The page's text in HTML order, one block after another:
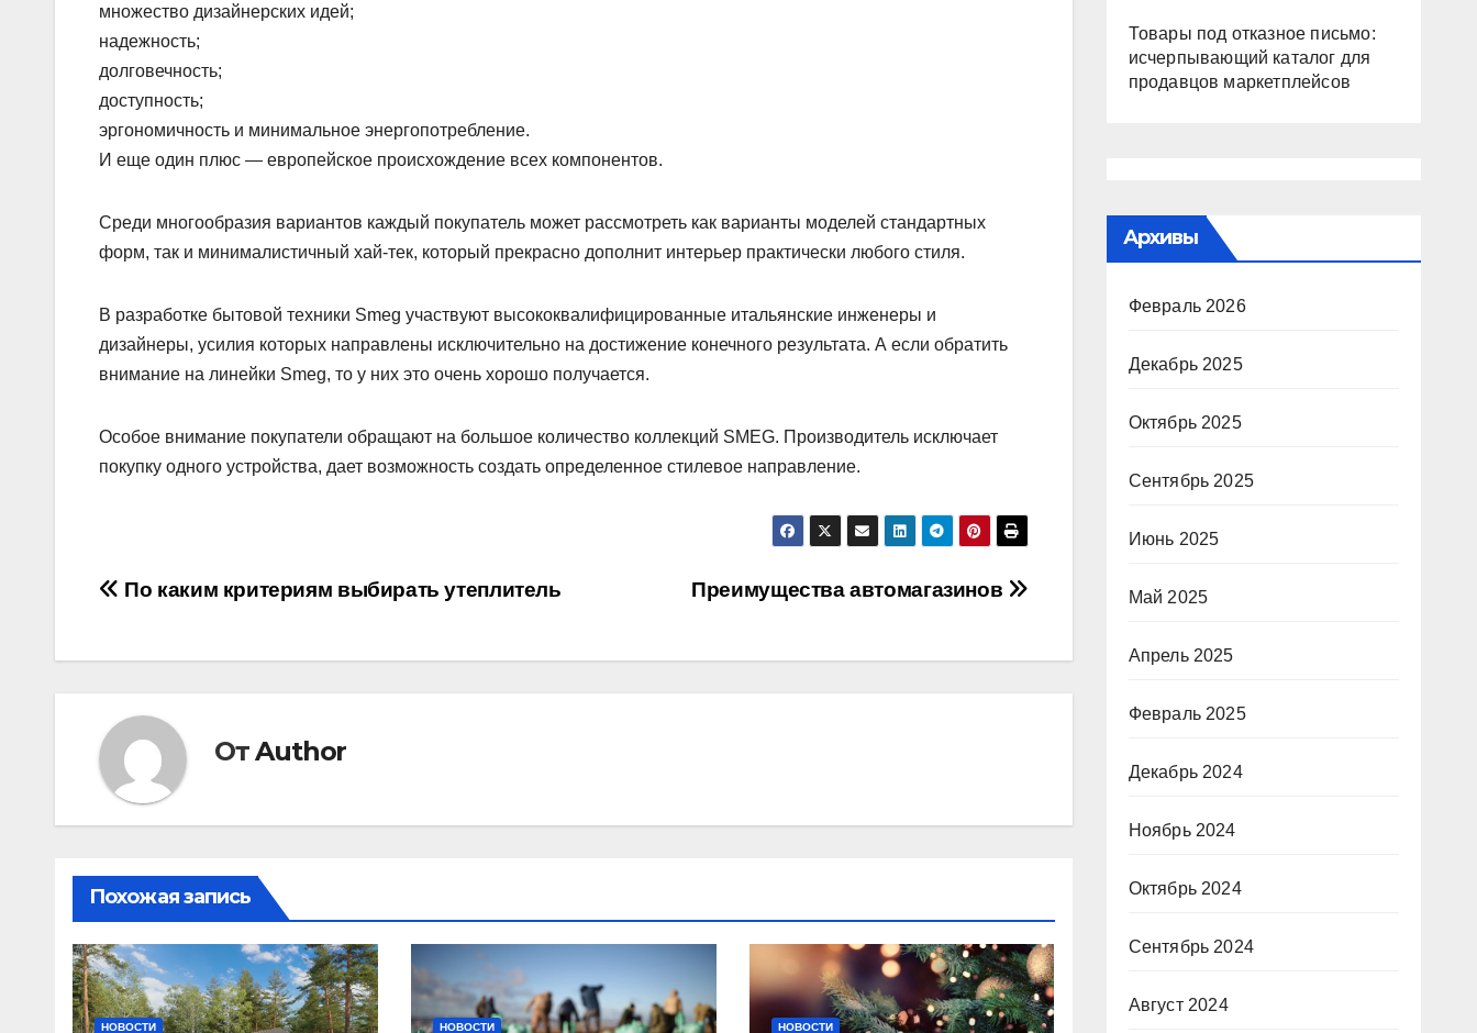
множество дизайнерских идей;
надежность;
долговечность;
доступность;
эргономичность и минимальное энергопотребление.
И еще один плюс — европейское происхождение всех компонентов.
Среди многообразия вариантов каждый покупатель может рассмотреть как варианты моделей стандартных
форм, так и минималистичный хай-тек, который прекрасно дополнит интерьер практически любого стиля.
В разработке бытовой техники Smeg участвуют высококвалифицированные итальянские инженеры и
дизайнеры, усилия которых направлены исключительно на достижение конечного результата. А если обратить
внимание на линейки Smeg, то у них это очень хорошо получается.
Особое внимание покупатели обращают на большое количество коллекций SMEG. Производитель исключает
покупку одного устройства, дает возможность создать определенное стилевое направление.
Навигация
Преимущества автомагазинов
По каким критериям выбирать утеплитель
ОтAuthor
Похожая запись
НОВОСТИ НОВОСТИ НОВОСТИ
Товары под отказное письмо:
исчерпывающий каталог для
продавцов маркетплейсов
Архивы
Февраль 2026
Декабрь 2025
Октябрь 2025
Сентябрь 2025
Июнь 2025
Май 2025
Апрель 2025
Февраль 2025
Декабрь 2024
Ноябрь 2024
Октябрь 2024
Сентябрь 2024
Август 2024